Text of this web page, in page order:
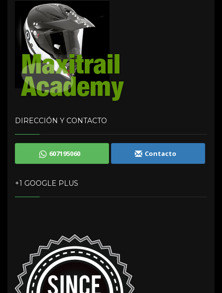
DIRECCIÓN Y CONTACTO
607195060 Contacto
+1 GOOGLE PLUS